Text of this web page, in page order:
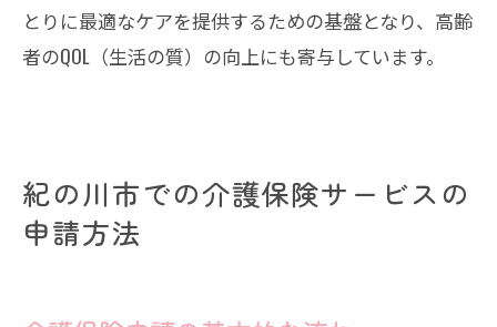
とりに最適なケアを提供するための基盤となり、高齢
者のQOL（生活の質）の向上にも寄与しています。
紀の川市での介護保険サービスの
申請方法